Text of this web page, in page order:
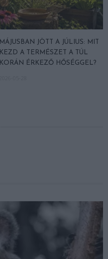
MÁJUSBAN JÖTT A JÚLIUS: MIT
KEZD A TERMÉSZET A TÚL
KORÁN ÉRKEZŐ HŐSÉGGEL?